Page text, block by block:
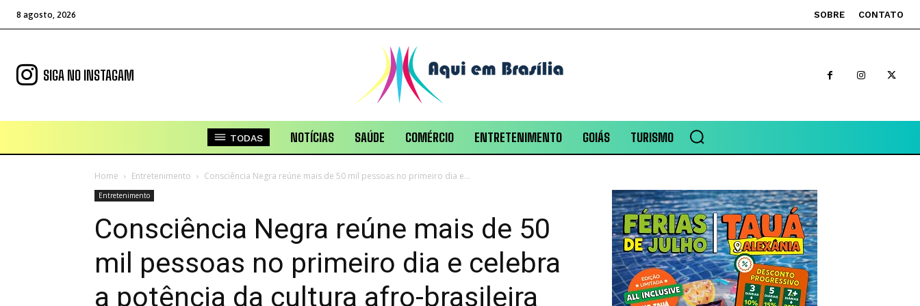
8 agosto, 2026 SOBRE CONTATO
SIGA NO INSTAGAM
TODAS NOTÍCIAS SAÚDE COMÉRCIO ENTRETENIMENTO GOIÁS TURISMO
Home Entretenimento Consciência Negra reúne mais de 50 mil pessoas no primeiro dia e...
Entretenimento
Consciência Negra reúne mais de 50
mil pessoas no primeiro dia e celebra
a potência da cultura afro-brasileira